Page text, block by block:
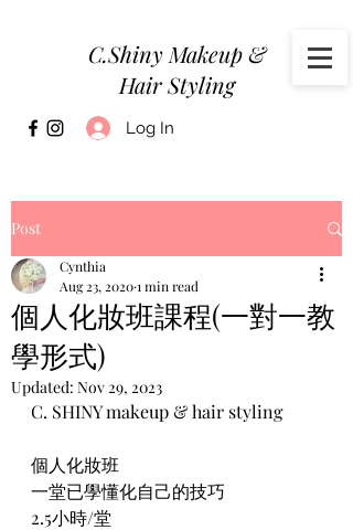
C.Shiny Makeup &
Hair Styling
Log In
Post
個人化妝班課程(一對一教
學形式)
Cynthia
Aug 23, 20201 min read
Updated: Nov 29, 2023
C. SHINY makeup & hair styling
個人化妝班
一堂已學懂化自己的技巧
2.5小時/堂